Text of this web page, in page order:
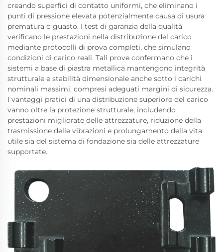
creando superfici di contatto uniformi, che eliminano i
punti di pressione elevata potenzialmente causa di usura
prematura o guasto. I test di garanzia della qualità
verificano le prestazioni nella distribuzione del carico
mediante protocolli di prova completi, che simulano
condizioni di carico reali. Tali prove confermano che i
sistemi a base di piastra metallica mantengono integrità
strutturale e stabilità dimensionale anche sotto i carichi
nominali massimi, compresi adeguati margini di sicurezza.
I vantaggi pratici di una distribuzione superiore del carico
vanno oltre la protezione strutturale, includendo
prestazioni migliorate delle attrezzature, riduzione della
trasmissione delle vibrazioni e prolungamento della vita
utile sia del sistema di fondazione sia delle attrezzature
supportate.